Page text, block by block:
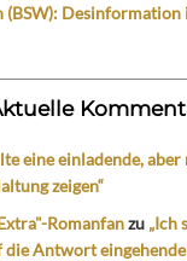
(BSW): Desinformation
eine einladende,
zeigen“
Romanfanzu „Ich
Antwort eingehende